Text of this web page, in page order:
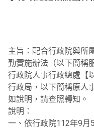
主旨：配合行政院與所
勤實施辦法（以下簡稱
行政院人事行政總處【
行政局，以下簡稱原人
如說明，請查照轉知。
說明：
一、依行政院112年9月